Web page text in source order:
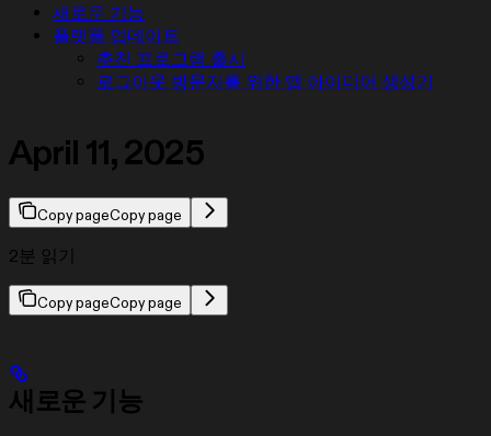
새로운 기능
플랫폼 업데이트
추천 프로그램 출시
로그아웃 방문자를 위한 앱 아이디어 생성기
April 11, 2025
Copy pageCopy page
2분 읽기
Copy pageCopy page
새로운 기능